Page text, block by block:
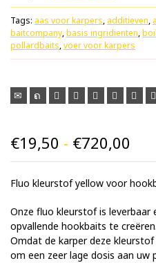
Tags: aas voor karpers, additieven,
baitcompany,basis ingridienten,
pollardbaits,voer voor karpers
€19,50 - €720,00
tot
Fluo kleurstof yellow voor
Onze fluo kleurstof is leverbaar
opvallende hookbaits te creëren.
Omdat de karper deze
om een zeer lage dosis aan